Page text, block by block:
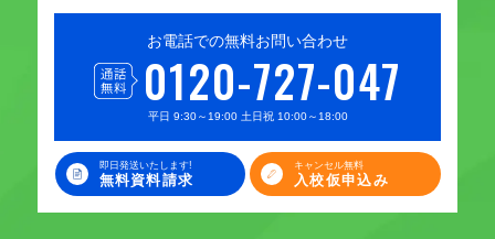
お電話での無料お問い合わせ
0120-727-047
平日 9:30～19:00 土日祝 10:00～18:00
即日発送いたします!
無料資料請求
キャンセル無料
入校仮申込み